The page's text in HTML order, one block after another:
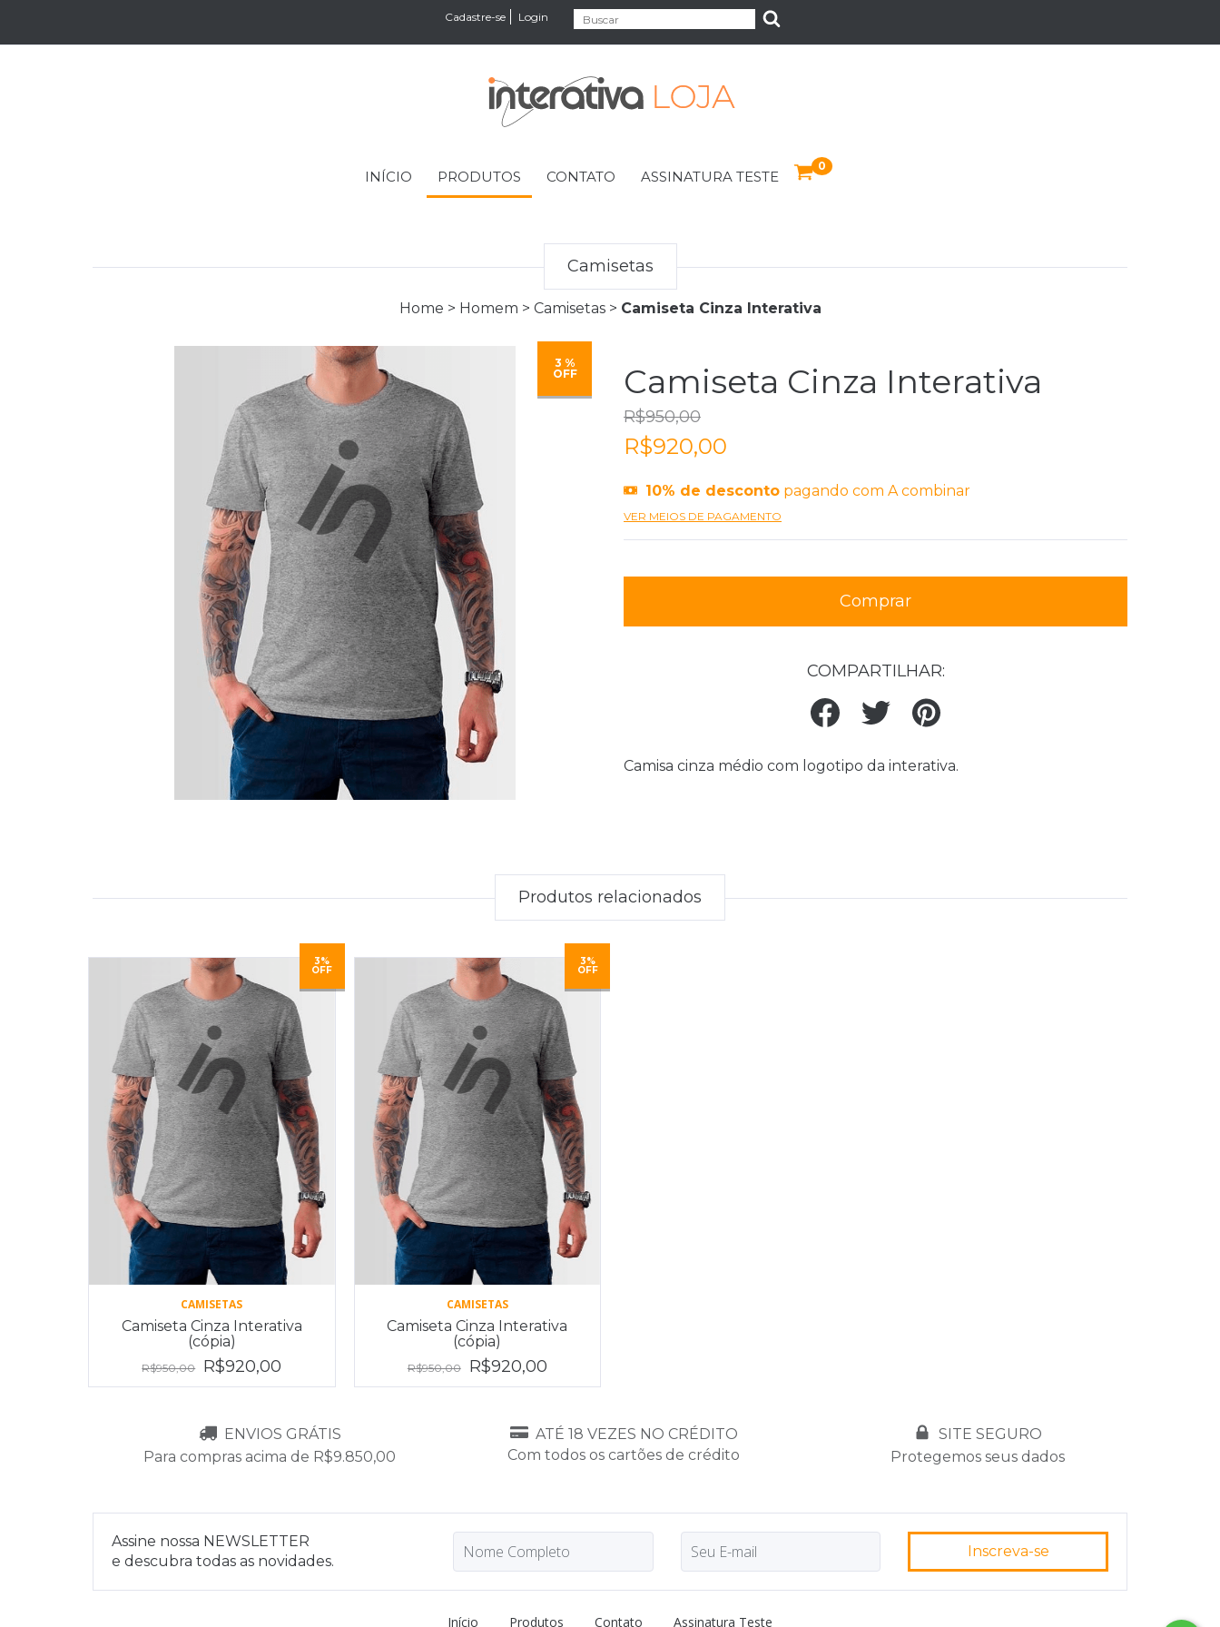
Cadastre-se Login
INÍCIO PRODUTOS CONTATO ASSINATURA TESTE
0
Camisetas
Home > Homem > Camisetas > Camiseta Cinza Interativa
3 %
OFF
Camiseta Cinza Interativa
R$950,00
R$920,00
10% de desconto pagando com A combinar
VER MEIOS DE PAGAMENTO
COMPARTILHAR:
Camisa cinza médio com logotipo da interativa.
Produtos relacionados
3%
OFF
CAMISETAS
Camiseta Cinza Interativa
(cópia)
R$950,00 R$920,00
3%
OFF
CAMISETAS
Camiseta Cinza Interativa
(cópia)
R$950,00 R$920,00
ENVIOS GRÁTIS
Para compras acima de R$9.850,00
ATÉ 18 VEZES NO CRÉDITO
Com todos os cartões de crédito
SITE SEGURO
Protegemos seus dados
Assine nossa NEWSLETTER
e descubra todas as novidades.
Início Produtos Contato Assinatura Teste